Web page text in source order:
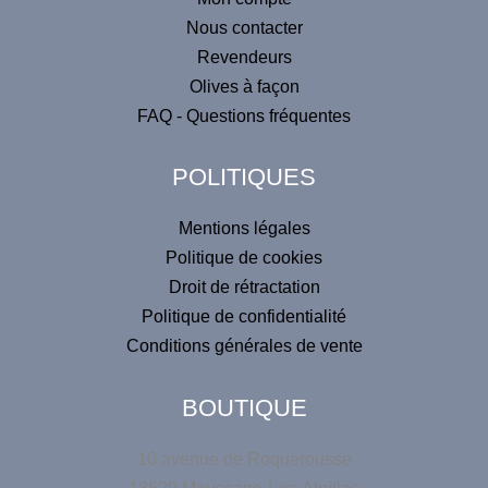
Nous contacter
Revendeurs
Olives à façon
FAQ - Questions fréquentes
POLITIQUES
Mentions légales
Politique de cookies
Droit de rétractation
Politique de confidentialité
Conditions générales de vente
BOUTIQUE
10 avenue de Roquerousse